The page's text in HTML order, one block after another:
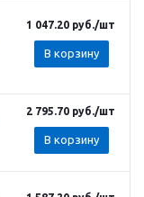
1 047.20руб./шт
В корзину
2 795.70руб./шт
В корзину